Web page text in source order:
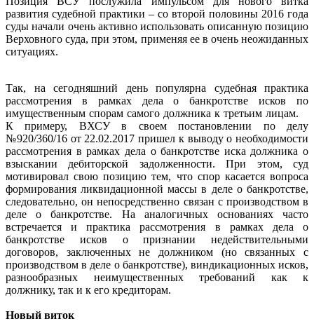
развития судебной практики – со второй половины 2016 года
суды начали очень активно использовать описанную позицию
Верховного суда, при этом, применяя ее в очень неожиданных
ситуациях.
Так, на сегодняшний день популярна судебная практика
рассмотрения в рамках дела о банкротстве исков по
имущественным спорам самого должника к третьим лицам.
К примеру, ВХСУ в своем постановлении по делу
№920/360/16 от 22.02.2017 пришел к выводу о необходимости
рассмотрения в рамках дела о банкротстве иска должника о
взыскании дебиторской задолженности. При этом, суд
мотивировал свою позицию тем, что спор касается вопроса
формирования ликвидационной массы в деле о банкротстве,
следовательно, он непосредственно связан с производством в
деле о банкротстве. На аналогичных основаниях часто
встречается и практика рассмотрения в рамках дела о
банкротстве исков о признании недействительными
договоров, заключенных не должником (но связанных с
производством в деле о банкротстве), виндикационных исков,
разнообразных неимущественных требований как к
должнику, так и к его кредиторам.
Новый виток